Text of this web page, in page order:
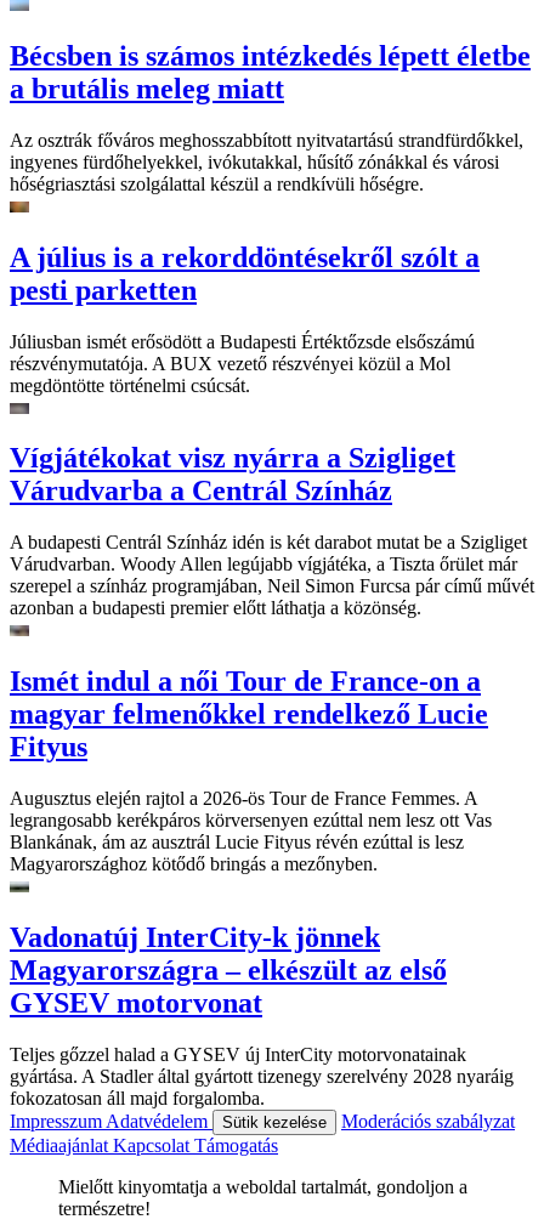
Bécsben is számos intézkedés lépett életbe
a brutális meleg miatt
Az osztrák főváros meghosszabbított nyitvatartású strandfürdőkkel,
ingyenes fürdőhelyekkel, ivókutakkal, hűsítő zónákkal és városi
hőségriasztási szolgálattal készül a rendkívüli hőségre.
A július is a rekorddöntésekről szólt a
pesti parketten
Júliusban ismét erősödött a Budapesti Értéktőzsde elsőszámú
részvénymutatója. A BUX vezető részvényei közül a Mol
megdöntötte történelmi csúcsát.
Vígjátékokat visz nyárra a Szigliget
Várudvarba a Centrál Színház
A budapesti Centrál Színház idén is két darabot mutat be a Szigliget
Várudvarban. Woody Allen legújabb vígjátéka, a Tiszta őrület már
szerepel a színház programjában, Neil Simon Furcsa pár című művét
azonban a budapesti premier előtt láthatja a közönség.
Ismét indul a női Tour de France-on a
magyar felmenőkkel rendelkező Lucie
Fityus
Augusztus elején rajtol a 2026-ös Tour de France Femmes. A
legrangosabb kerékpáros körversenyen ezúttal nem lesz ott Vas
Blankának, ám az ausztrál Lucie Fityus révén ezúttal is lesz
Magyarországhoz kötődő bringás a mezőnyben.
Vadonatúj InterCity-k jönnek
Magyarországra – elkészült az első
GYSEV motorvonat
Teljes gőzzel halad a GYSEV új InterCity motorvonatainak
gyártása. A Stadler által gyártott tizenegy szerelvény 2028 nyaráig
fokozatosan áll majd forgalomba.
Impresszum Adatvédelem Sütik kezelése
Moderációs szabályzat
Médiaajánlat Kapcsolat Támogatás
Mielőtt kinyomtatja a weboldal tartalmát, gondoljon a
természetre!